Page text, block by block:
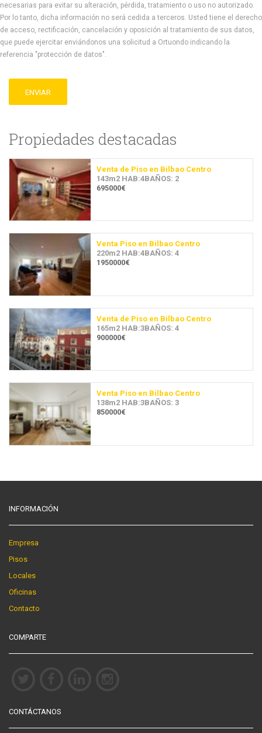
necesarias para evitar su alteración, pérdida, tratamiento o uso no autorizado.
Por lo tanto, dicha información no será cedida a terceros. Usted tiene el derecho
de acceso, rectificación, cancelación y oposición al tratamiento de sus datos,
que puede ejercitar enviándonos una solicitud a Ortuondo indicando la
referencia "protección de datos".
ENVIAR
Propiedades destacadas
Venta de Piso en Bilbao Centro
143m2 HAB:4BAÑOS: 2
695000€
Venta Piso en Bilbao Centro
220m2 HAB:4BAÑOS: 4
1950000€
Venta de Piso en Bilbao Centro
165m2 HAB:3BAÑOS: 4
900000€
Venta Piso en Bilbao Centro
138m2 HAB:3BAÑOS: 3
850000€
INFORMACIÓN
Empresa
Pisos
Locales
Oficinas
Contacto
COMPARTE
CONTÁCTANOS